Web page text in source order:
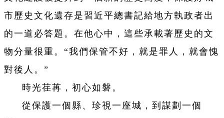
市歷史文化遺存是習近平總書記給地方執政者出
的一道必答題。在他心中，這些承載著歷史的文
物分量很重。“我們保管不好，就是罪人，就會愧
對後人。”
時光荏苒，初心如磐。
從保護一個縣、珍視一座城，到謀劃一個